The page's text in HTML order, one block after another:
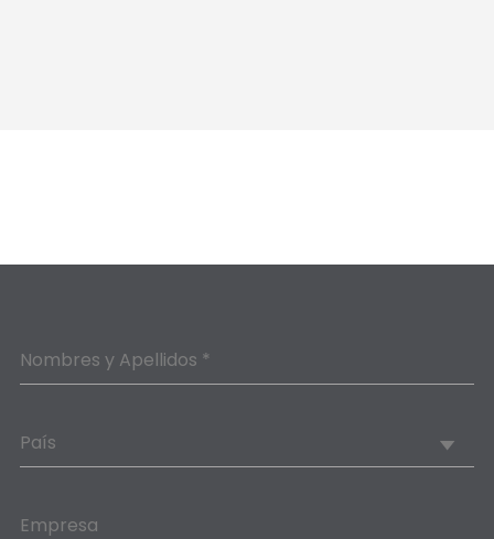
Nombres y Apellidos *
País
Empresa